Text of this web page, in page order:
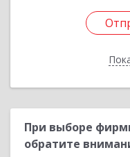
При выборе
обратите